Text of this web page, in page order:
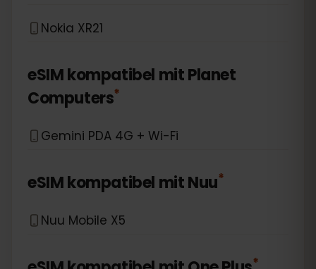
Nokia XR21
eSIM kompatibel mitPlanet
Computers*
Gemini PDA 4G + Wi-Fi
eSIM kompatibel mitNuu*
Nuu Mobile X5
*